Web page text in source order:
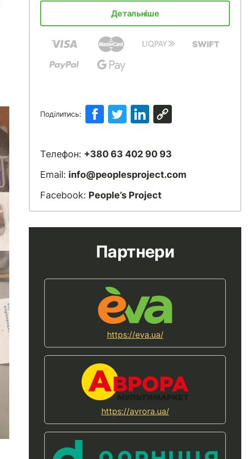
Детальніше
Поділитись:
Телефон: +380 63 402 90 93
Email: info@peoplesproject.com
Facebook: People’s Project
Партнери
https://eva.ua/
https://avrora.ua/